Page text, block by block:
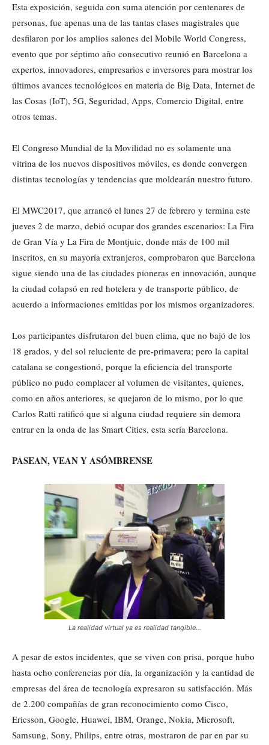
Esta exposición, seguida con suma atención por centenares de
personas, fue apenas una de las tantas clases magistrales que
desfilaron por los amplios salones del Mobile World Congress,
evento que por séptimo año consecutivo reunió en Barcelona a
expertos, innovadores, empresarios e inversores para mostrar los
últimos avances tecnológicos en materia de Big Data, Internet de
las Cosas (IoT), 5G, Seguridad, Apps, Comercio Digital, entre
otros temas.
El Congreso Mundial de la Movilidad no es solamente una
vitrina de los nuevos dispositivos móviles, es donde convergen
distintas tecnologías y tendencias que moldearán nuestro futuro.
El MWC2017, que arrancó el lunes 27 de febrero y termina este
jueves 2 de marzo, debió ocupar dos grandes escenarios: La Fira
de Gran Vía y La Fira de Montjuic, donde más de 100 mil
inscritos, en su mayoría extranjeros, comprobaron que Barcelona
sigue siendo una de las ciudades pioneras en innovación, aunque
la ciudad colapsó en red hotelera y de transporte público, de
acuerdo a informaciones emitidas por los mismos organizadores.
Los participantes disfrutaron del buen clima, que no bajó de los
18 grados, y del sol reluciente de pre-primavera; pero la capital
catalana se congestionó, porque la eficiencia del transporte
público no pudo complacer al volumen de visitantes, quienes,
como en años anteriores, se quejaron de lo mismo, por lo que
Carlos Ratti ratificó que si alguna ciudad requiere sin demora
entrar en la onda de las Smart Cities, esta sería Barcelona.
PASEAN, VEAN Y ASÓMBRENSE
La realidad virtual ya es realidad tangible…
A pesar de estos incidentes, que se viven con prisa, porque hubo
hasta ocho conferencias por día, la organización y la cantidad de
empresas del área de tecnología expresaron su satisfacción. Más
de 2.200 compañías de gran reconocimiento como Cisco,
Ericsson, Google, Huawei, IBM, Orange, Nokia, Microsoft,
Samsung, Sony, Philips, entre otras, mostraron de par en par su